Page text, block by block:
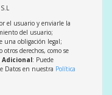
el usuario y enviarle la
del usuario;
una obligación legal;
derechos, como se
: Puede
Datos en nuestra Política